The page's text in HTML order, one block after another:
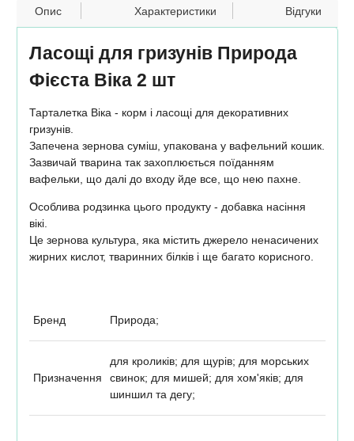
Опис Характеристики Відгуки
Ласощі для гризунів Природа
Фієста Віка 2 шт
Тарталетка Віка - корм і ласощі для декоративних
гризунів.
Запечена зернова суміш, упакована у вафельний кошик.
Зазвичай тварина так захоплюється поїданням
вафельки, що далі до входу йде все, що нею пахне.
Особлива родзинка цього продукту - добавка насіння
вікі.
Це зернова культура, яка містить джерело ненасичених
жирних кислот, тваринних білків і ще багато корисного.
Бренд Природа;
Призначення
для кроликів; для щурів; для морських
свинок; для мишей; для хом'яків; для
шиншил та дегу;